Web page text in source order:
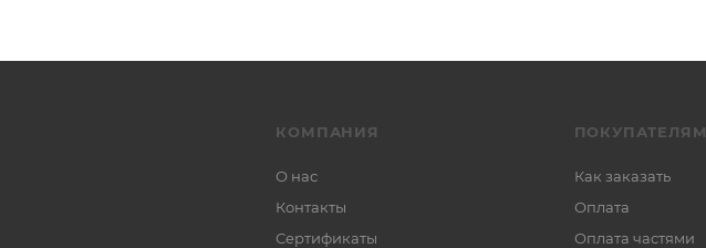
КОМПАНИЯ
О нас
Контакты
Сертификаты
ПОКУПАТЕЛЯМ
Как заказать
Оплата
Оплата частями